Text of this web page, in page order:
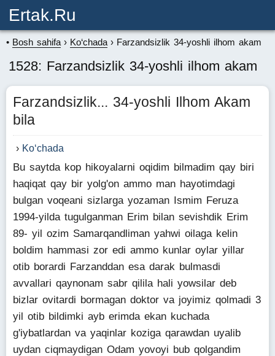
Ertak.ru
Bosh sahifa Ko‘chada Farzandsizlik 34-yoshli ilhom akam
1528: Farzandsizlik 34-yoshli ilhom akam
Farzandsizlik... 34-yoshli Ilhom Akam
bila
Ko‘chada
Bu saytda kop hikoyalarni oqidim bilmadim qay biri
haqiqat qay bir yolg'on ammo man hayotimdagi
bulgan voqeani sizlarga yozaman Ismim Feruza
1994-yilda tugulganman Erim bilan sevishdik Erim
89- yil ozim Samarqandliman yahwi oilaga kelin
boldim hammasi zor edi ammo kunlar oylar yillar
otib borardi Farzanddan esa darak bulmasdi
avvallari qaynonam sabr qilila hali yowsilar deb
bizlar ovitardi bormagan doktor va joyimiz qolmadi 3
yil otib bildimki ayb erimda ekan kuchada
g'iybatlardan va yaqinlar koziga qarawdan uyalib
uydan ciqmaydigan Odam yovoyi bub qolgandim